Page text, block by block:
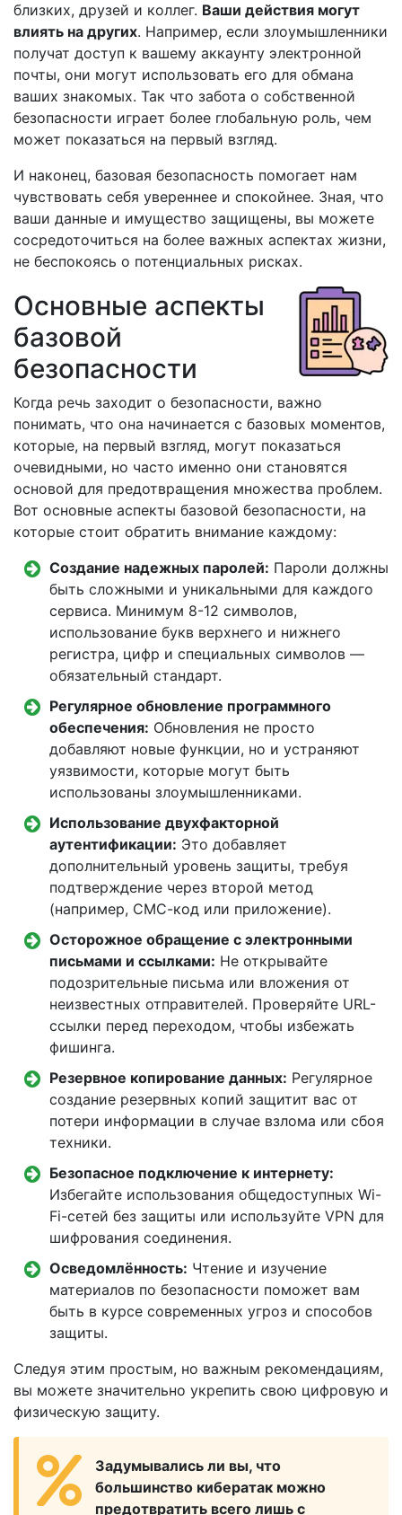
близких, друзей и коллег. Ваши действия могут
влиять на других. Например, если злоумышленники
получат доступ к вашему аккаунту электронной
почты, они могут использовать его для обмана
ваших знакомых. Так что забота о собственной
безопасности играет более глобальную роль, чем
может показаться на первый взгляд.
И наконец, базовая безопасность помогает нам
чувствовать себя увереннее и спокойнее. Зная, что
ваши данные и имущество защищены, вы можете
сосредоточиться на более важных аспектах жизни,
не беспокоясь о потенциальных рисках.
Основные аспекты
базовой
безопасности
Когда речь заходит о безопасности, важно
понимать, что она начинается с базовых моментов,
которые, на первый взгляд, могут показаться
очевидными, но часто именно они становятся
основой для предотвращения множества проблем.
Вот основные аспекты базовой безопасности, на
которые стоит обратить внимание каждому:
Создание надежных паролей: Пароли должны
быть сложными и уникальными для каждого
сервиса. Минимум 8-12 символов,
использование букв верхнего и нижнего
регистра, цифр и специальных символов —
обязательный стандарт.
Регулярное обновление программного
обеспечения: Обновления не просто
добавляют новые функции, но и устраняют
уязвимости, которые могут быть
использованы злоумышленниками.
Использование двухфакторной
аутентификации: Это добавляет
дополнительный уровень защиты, требуя
подтверждение через второй метод
(например, СМС-код или приложение).
Осторожное обращение с электронными
письмами и ссылками: Не открывайте
подозрительные письма или вложения от
неизвестных отправителей. Проверяйте URL-
ссылки перед переходом, чтобы избежать
фишинга.
Резервное копирование данных: Регулярное
создание резервных копий защитит вас от
потери информации в случае взлома или сбоя
техники.
Безопасное подключение к интернету:
Избегайте использования общедоступных Wi-
Fi-сетей без защиты или используйте VPN для
шифрования соединения.
Осведомлённость: Чтение и изучение
материалов по безопасности поможет вам
быть в курсе современных угроз и способов
защиты.
Следуя этим простым, но важным рекомендациям,
вы можете значительно укрепить свою цифровую и
физическую защиту.
Задумывались ли вы, что
большинство кибератак можно
предотвратить всего лишь с